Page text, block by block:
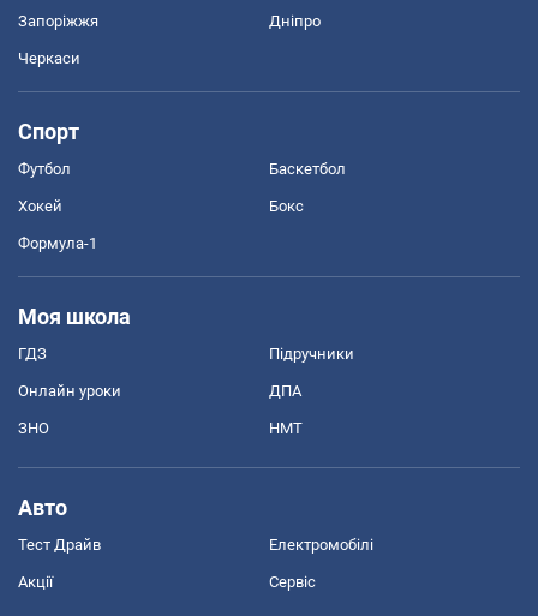
Запоріжжя Дніпро
Черкаси
Спорт
Футбол Баскетбол
Хокей Бокс
Формула-1
Моя школа
ГДЗ Підручники
Онлайн уроки ДПА
ЗНО НМТ
Авто
Тест Драйв Електромобілі
Акції Сервіс